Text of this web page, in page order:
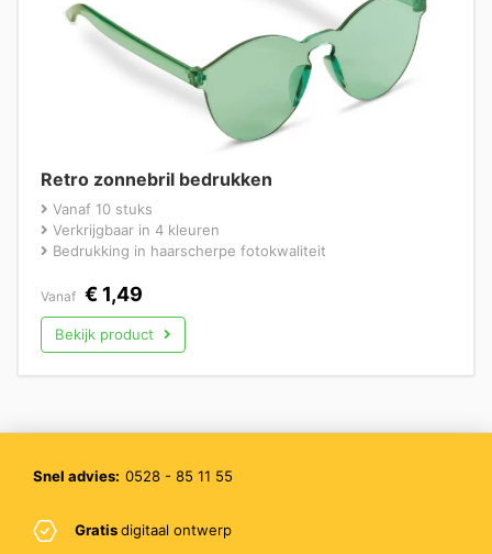
Retro zonnebril bedrukken
Vanaf 10 stuks
Verkrijgbaar in 4 kleuren
Bedrukking in haarscherpe fotokwaliteit
Vanaf € 1,49
Bekijk product
Snel advies: 0528 - 85 11 55
Gratisdigitaal ontwerp